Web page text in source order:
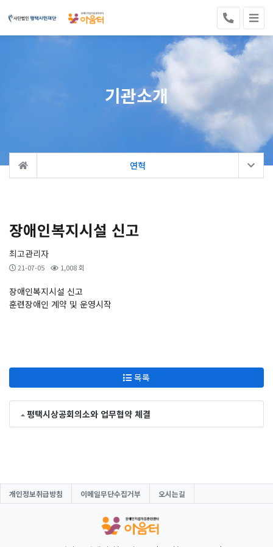
기관소개
연혁
장애인복지시설 신고
최고관리자
21-07-05 1,008 회
장애인복지시설 신고
훈련장애인 계약 및 운영시작
목록
평택시상공회의소와 업무협약 체결
개인정보취급방침 이메일무단수집거부 오시는길